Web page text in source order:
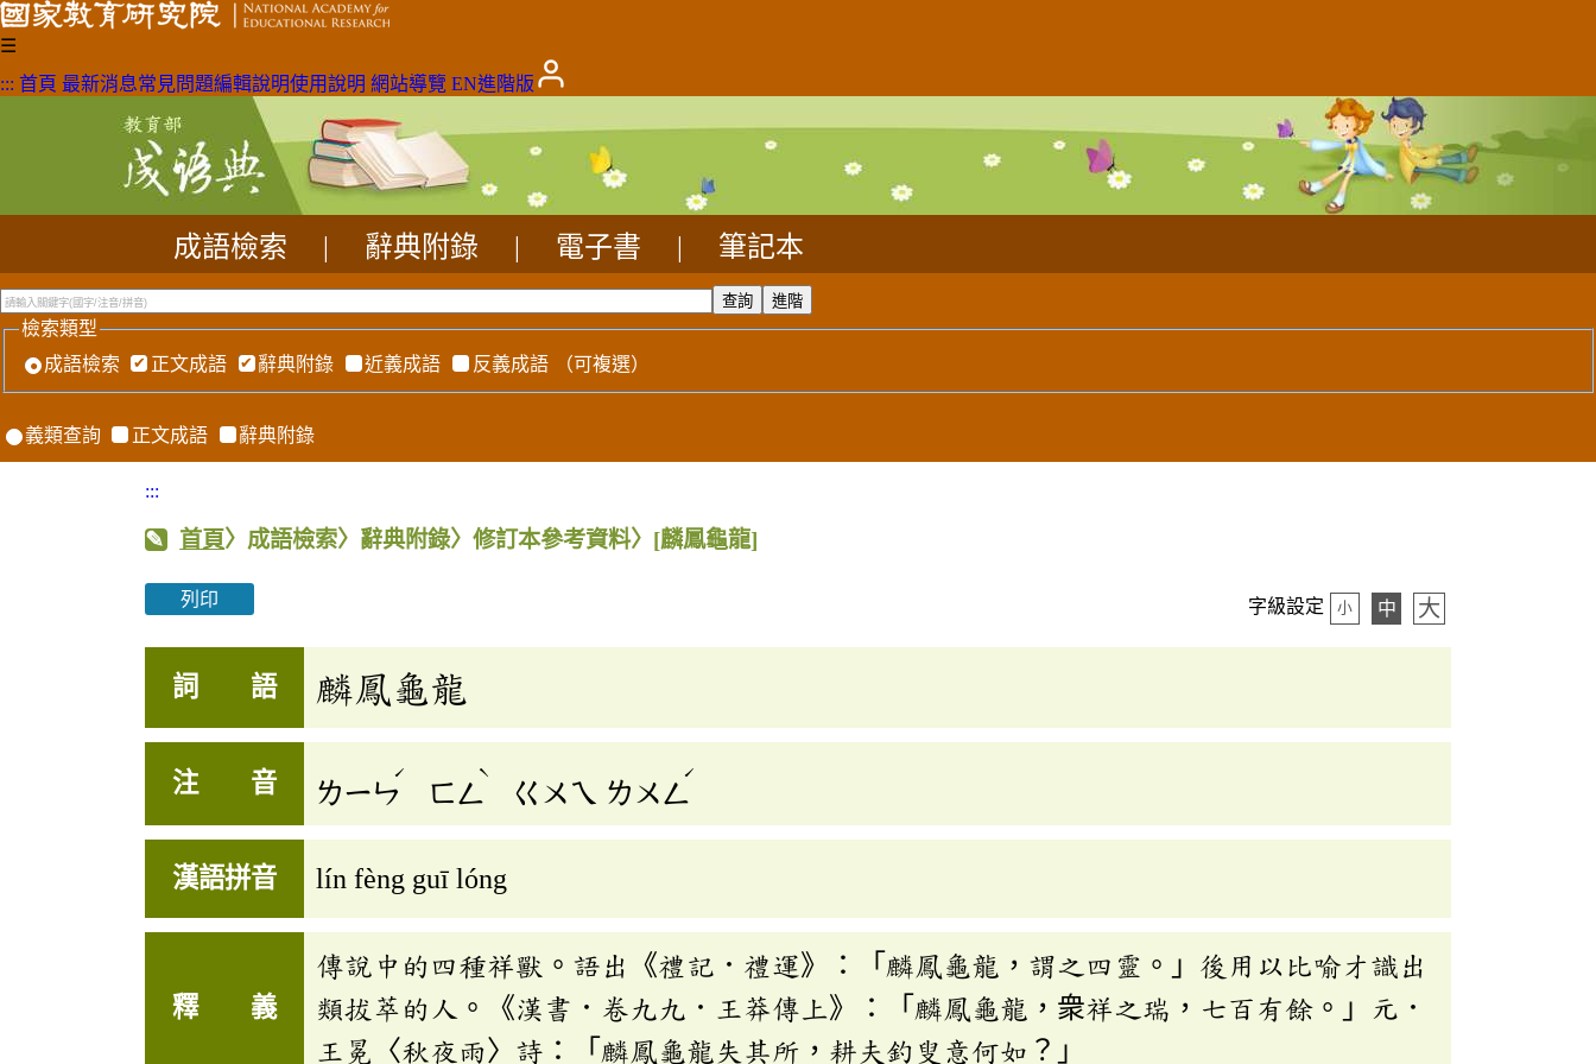
☰
::: 首頁 最新消息常見問題編輯說明使用說明 網站導覽 EN進階版
成語檢索 辭典附錄 電子書 筆記本
檢索類型
成語檢索
正文成語 辭典附錄 近義成語 反義成語 （可複選）
義類查詢 正文成語 辭典附錄
:::
首頁〉成語檢索〉辭典附錄〉修訂本參考資料〉 [麟鳳龜龍]
列印 字級設定 小 中 大
詞 語 麟鳳龜龍
注 音 ㄌㄧㄣ
ˊ
ㄈㄥ
ˋ
ㄍㄨㄟ ㄌㄨㄥ
ˊ
漢語拼音 lín fèng guī lóng
釋 義
傳說中的四種祥獸。語出《禮記．禮運》：「麟鳳龜龍，謂之四靈。」後用以比喻才識出
類拔萃的人。《漢書．卷九九．王莽傳上》：「麟鳳龜龍，衆祥之瑞，七百有餘。」元．
王冕〈秋夜雨〉詩：「麟鳳龜龍失其所，耕夫釣叟意何如？」